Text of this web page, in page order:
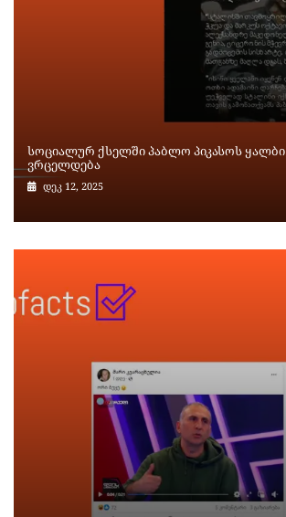
სოციალურ ქსელში პაბლო პიკასოს
ვრცელდება
დეკ 12, 2025